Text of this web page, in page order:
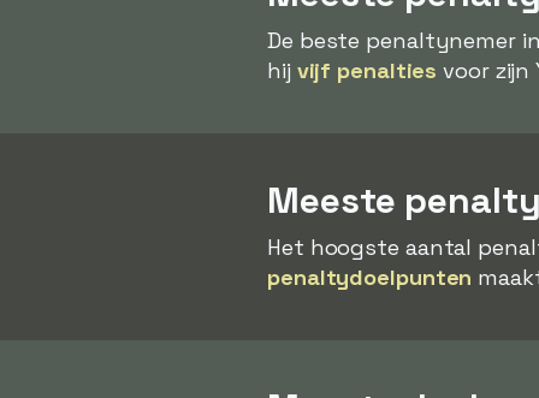
De beste penaltynemer
hij vijf penalties voor zijn
Meeste
Het hoogste aantal
penaltydoelpunten